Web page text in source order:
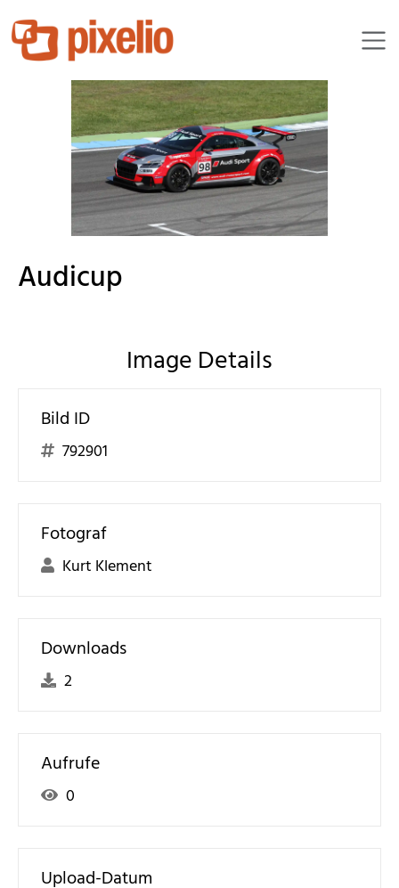
Kurfoto
Audicup
Image Details
Bild ID
792901
Fotograf
Kurt Klement
Downloads
2
Aufrufe
0
Upload-Datum